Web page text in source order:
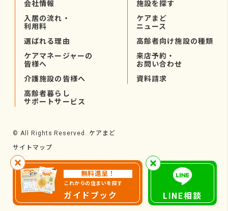
無料進呈！
これからの住まいを探す
ガイドブック LINE相談
会社情報
入居の流れ・
利用料
選ばれる理由
ケアマネージャーの
皆様へ
介護施設の皆様へ
高齢者暮らし
サポートサービス
施設を探す
ケアまど
ニュース
高齢者向け施設の種類
来店予約・
お問い合わせ
資料請求
© All Rights Reserved. ケアまど
サイトマップ